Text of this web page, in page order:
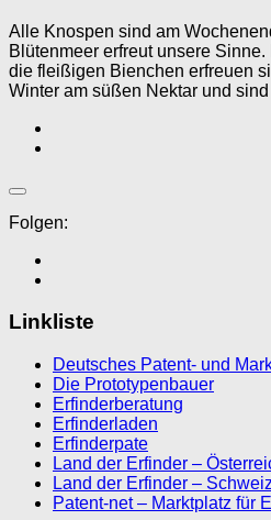
Alle Knospen sind am
Blütenmeer erfreut unsere
die fleißigen Bienchen erfreuen
Winter am süßen Nektar und
Folgen:
Linkliste
Deutsches Patent- und
Die Prototypenbauer
Erfinderberatung
Erfinderladen
Erfinderpate
Land der Erfinder –
Land der Erfinder – Schweiz
Patent-net – Marktplatz für